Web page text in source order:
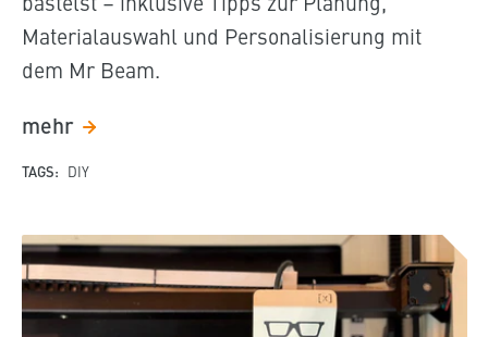
Materialauswahl und Personalisierung mit
dem Mr Beam.
mehr
TAGS: DIY